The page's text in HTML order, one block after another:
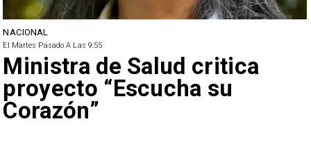
NACIONAL
El Martes Pasado A Las 9:55
Ministra de Salud critica
proyecto “Escucha su
Corazón”